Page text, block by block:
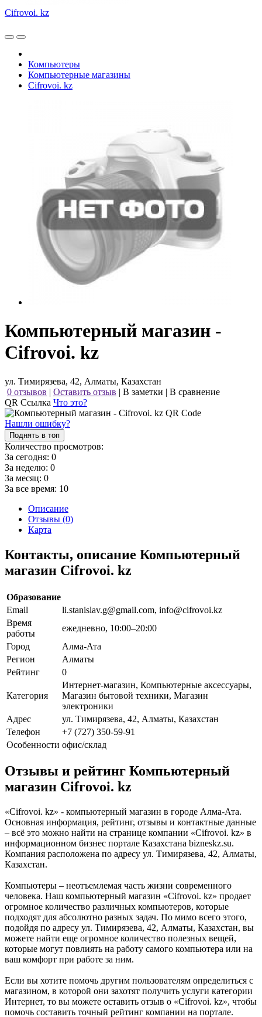
Cifrovoi. kz
Компьютеры
Компьютерные магазины
Cifrovoi. kz
Компьютерный магазин -
Cifrovoi. kz
ул. Тимирязева, 42, Алматы, Казахстан
0 отзывов | Оставить отзыв | В заметки | В сравнение
QR Ссылка Что это?
Нашли ошибку?
Поднять в топ
Количество просмотров:
За сегодня: 0
За неделю: 0
За месяц: 0
За все время: 10
Описание
Отзывы (0)
Карта
Контакты, описание Компьютерный
магазин Cifrovoi. kz
Образование
Email
li.stanislav.g@gmail.com, info@cifrovoi.kz
Время
работы
ежедневно, 10:00–20:00
Город
Алма-Ата
Регион
Алматы
Рейтинг
0
Категория
Интернет-магазин, Компьютерные аксессуары,
Магазин бытовой техники, Магазин
электроники
Адрес
ул. Тимирязева, 42, Алматы, Казахстан
Телефон
+7 (727) 350-59-91
Особенности офис/склад
Отзывы и рейтинг Компьютерный
магазин Cifrovoi. kz
«Cifrovoi. kz» - компьютерный магазин в городе Алма-Ата.
Основная информация, рейтинг, отзывы и контактные данные
– всё это можно найти на странице компании «Cifrovoi. kz» в
информационном бизнес портале Казахстана bizneskz.su.
Компания расположена по адресу ул. Тимирязева, 42, Алматы,
Казахстан.
Компьютеры – неотъемлемая часть жизни современного
человека. Наш компьютерный магазин «Cifrovoi. kz» продает
огромное количество различных компьютеров, которые
подходят для абсолютно разных задач. По мимо всего этого,
подойдя по адресу ул. Тимирязева, 42, Алматы, Казахстан, вы
можете найти еще огромное количество полезных вещей,
которые могут повлиять на работу самого компьютера или на
ваш комфорт при работе за ним.
Если вы хотите помочь другим пользователям определиться с
магазином, в которой они захотят получить услуги категории
Интернет, то вы можете оставить отзыв о «Cifrovoi. kz», чтобы
помочь составить точный рейтинг компании на портале.